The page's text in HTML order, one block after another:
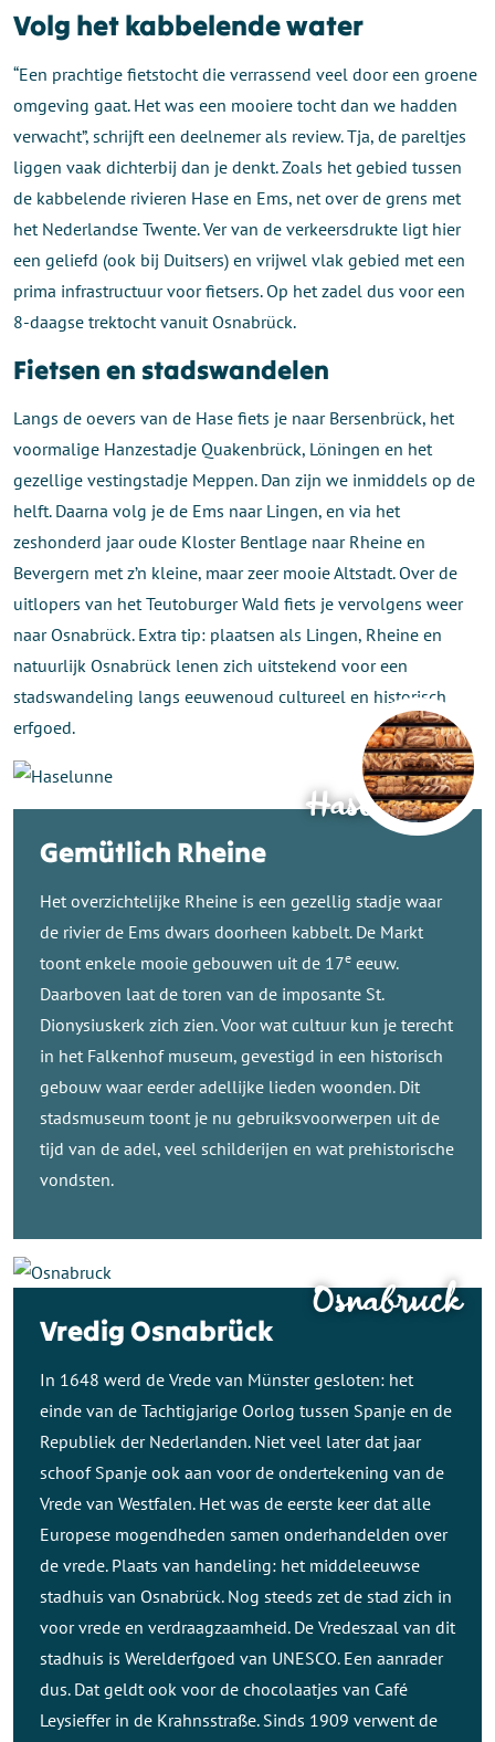
Volg het kabbelende water
“Een prachtige fietstocht die verrassend veel door een groene
omgeving gaat. Het was een mooiere tocht dan we hadden
verwacht”, schrijft een deelnemer als review. Tja, de pareltjes
liggen vaak dichterbij dan je denkt. Zoals het gebied tussen
de kabbelende rivieren Hase en Ems, net over de grens met
het Nederlandse Twente. Ver van de verkeersdrukte ligt hier
een geliefd (ook bij Duitsers) en vrijwel vlak gebied met een
prima infrastructuur voor fietsers. Op het zadel dus voor een
8-daagse trektocht vanuit Osnabrück.
Fietsen en stadswandelen
Langs de oevers van de Hase fiets je naar Bersenbrück, het
voormalige Hanzestadje Quakenbrück, Löningen en het
gezellige vestingstadje Meppen. Dan zijn we inmiddels op de
helft. Daarna volg je de Ems naar Lingen, en via het
zeshonderd jaar oude Kloster Bentlage naar Rheine en
Bevergern met z’n kleine, maar zeer mooie Altstadt. Over de
uitlopers van het Teutoburger Wald fiets je vervolgens weer
naar Osnabrück. Extra tip: plaatsen als Lingen, Rheine en
natuurlijk Osnabrück lenen zich uitstekend voor een
stadswandeling langs eeuwenoud cultureel en historisch
erfgoed.
Haselunne
Gemütlich Rheine
Het overzichtelijke Rheine is een gezellig stadje waar
de rivier de Ems dwars doorheen kabbelt. De Markt
toont enkele mooie gebouwen uit de 17e eeuw.
Daarboven laat de toren van de imposante St.
Dionysiuskerk zich zien. Voor wat cultuur kun je terecht
in het Falkenhof museum, gevestigd in een historisch
gebouw waar eerder adellijke lieden woonden. Dit
stadsmuseum toont je nu gebruiksvoorwerpen uit de
tijd van de adel, veel schilderijen en wat prehistorische
vondsten.
Vredig Osnabrück
In 1648 werd de Vrede van Münster gesloten: het
einde van de Tachtigjarige Oorlog tussen Spanje en de
Republiek der Nederlanden. Niet veel later dat jaar
schoof Spanje ook aan voor de ondertekening van de
Vrede van Westfalen. Het was de eerste keer dat alle
Europese mogendheden samen onderhandelden over
de vrede. Plaats van handeling: het middeleeuwse
stadhuis van Osnabrück. Nog steeds zet de stad zich in
voor vrede en verdraagzaamheid. De Vredeszaal van dit
stadhuis is Werelderfgoed van UNESCO. Een aanrader
dus. Dat geldt ook voor de chocolaatjes van Café
Leysieffer in de Krahnsstraße. Sinds 1909 verwent de
Osnabruck